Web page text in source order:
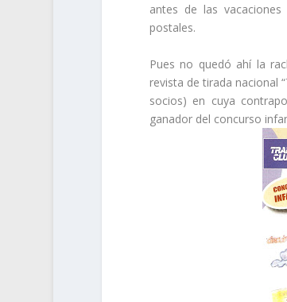
antes de las
postales.
Pues no quedó ahí la
revista de tirada nacional
socios) en cuya
ganador del concurso